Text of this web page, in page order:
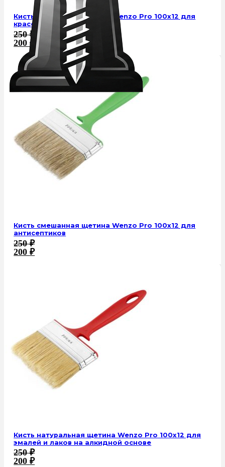
Кисть смешанная щетина Wenzo Pro 100х12 для
красок на водной основе
250₽
200₽
Кисть смешанная щетина Wenzo Pro 100х12 для
антисептиков
250₽
200₽
Кисть натуральная щетина Wenzo Pro 100х12 для
эмалей и лаков на алкидной основе
250₽
200₽